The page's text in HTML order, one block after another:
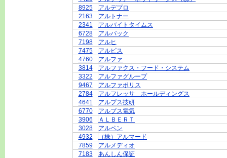
8925
アルデプロ
2163
アルトナー
2341
アルバイトタイムス
6728
アルバック
7198
アルヒ
7475
アルビス
4760
アルファ
3814
アルファクス・フード・システム
3322
アルファグループ
9467
アルファポリス
2784
アルフレッサ ホールディングス
4641
アルプス技研
6770
アルプス電気
3906
ＡＬＢＥＲＴ
3028
アルペン
4932
（株）アルマード
7859
アルメディオ
7183
あんしん保証